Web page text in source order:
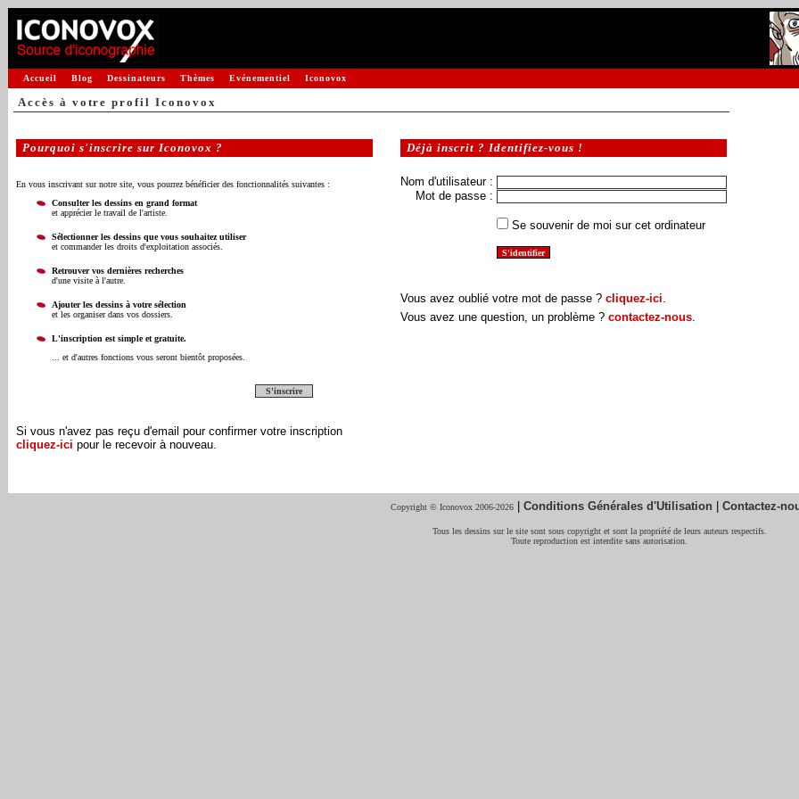
Accueil Blog Dessinateurs Thèmes Evénementiel Iconovox
Accès à votre profil Iconovox
Pourquoi s'inscrire sur Iconovox ? Déjà inscrit ? Identifiez-vous !
En vous inscrivant sur notre site, vous pourrez bénéficier des fonctionnalités suivantes :
Consulter les dessins en grand format
et apprécier le travail de l'artiste.
Sélectionner les dessins que vous souhaitez utiliser
et commander les droits d'exploitation associés.
Retrouver vos dernières recherches
d'une visite à l'autre.
Ajouter les dessins à votre sélection
et les organiser dans vos dossiers.
L'inscription est simple et gratuite.
... et d'autres fonctions vous seront bientôt proposées.
S'inscrire
Si vous n'avez pas reçu d'email pour confirmer votre inscription
cliquez-ici pour le recevoir à nouveau.
Nom d'utilisateur :
Mot de passe :
Se souvenir de moi sur cet ordinateur
Vous avez oublié votre mot de passe ? cliquez-ici
Vous avez une question, un problème ? contactez-nous.
Copyright © Iconovox 2006-2026 | Conditions Générales d'Utilisation | Contactez-
Tous les dessins sur le site sont sous copyright et sont la propriété de leurs auteurs respectifs.
Toute reproduction est interdite sans autorisation.